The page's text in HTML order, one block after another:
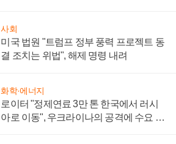
사회
미국 법원 "트럼프 정부 풍력 프로젝트 동
결 조치는 위법", 해제 명령 내려
화학·에너지
로이터 "정제연료 3만 톤 한국에서 러시
아로 이동", 우크라이나의 공격에 수요 늘